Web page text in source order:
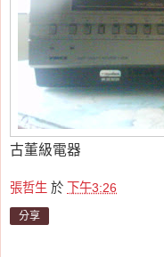
古董級電器
張哲生 於 下午3:26
分享